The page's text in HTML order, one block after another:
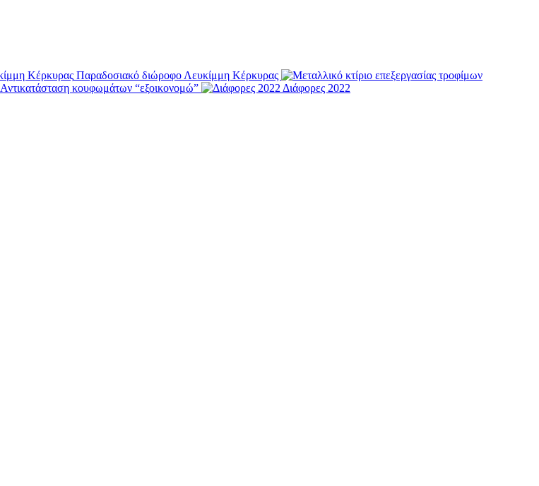
Παραδοσιακό διώροφο Λευκίμμη Κέρκυρας
Αντικατάσταση κουφωμάτων “εξοικονομώ”
Διάφορες 2022